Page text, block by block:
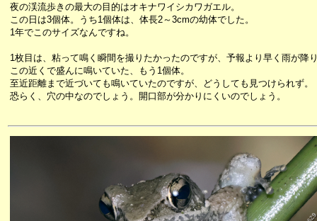
夜の渓流歩きの最大の目的はオキナワイシカワガエル。
この日は3個体。うち1個体は、体長2～3cmの幼体でした。
1年でこのサイズなんですね。
1枚目は、粘って鳴く瞬間を撮りたかったのですが、予報より早く雨が降
この近くで盛んに鳴いていた、もう1個体。
至近距離まで近づいても鳴いていたのですが、どうしても見つけられず。
恐らく、穴の中なのでしょう。開口部が分かりにくいのでしょう。